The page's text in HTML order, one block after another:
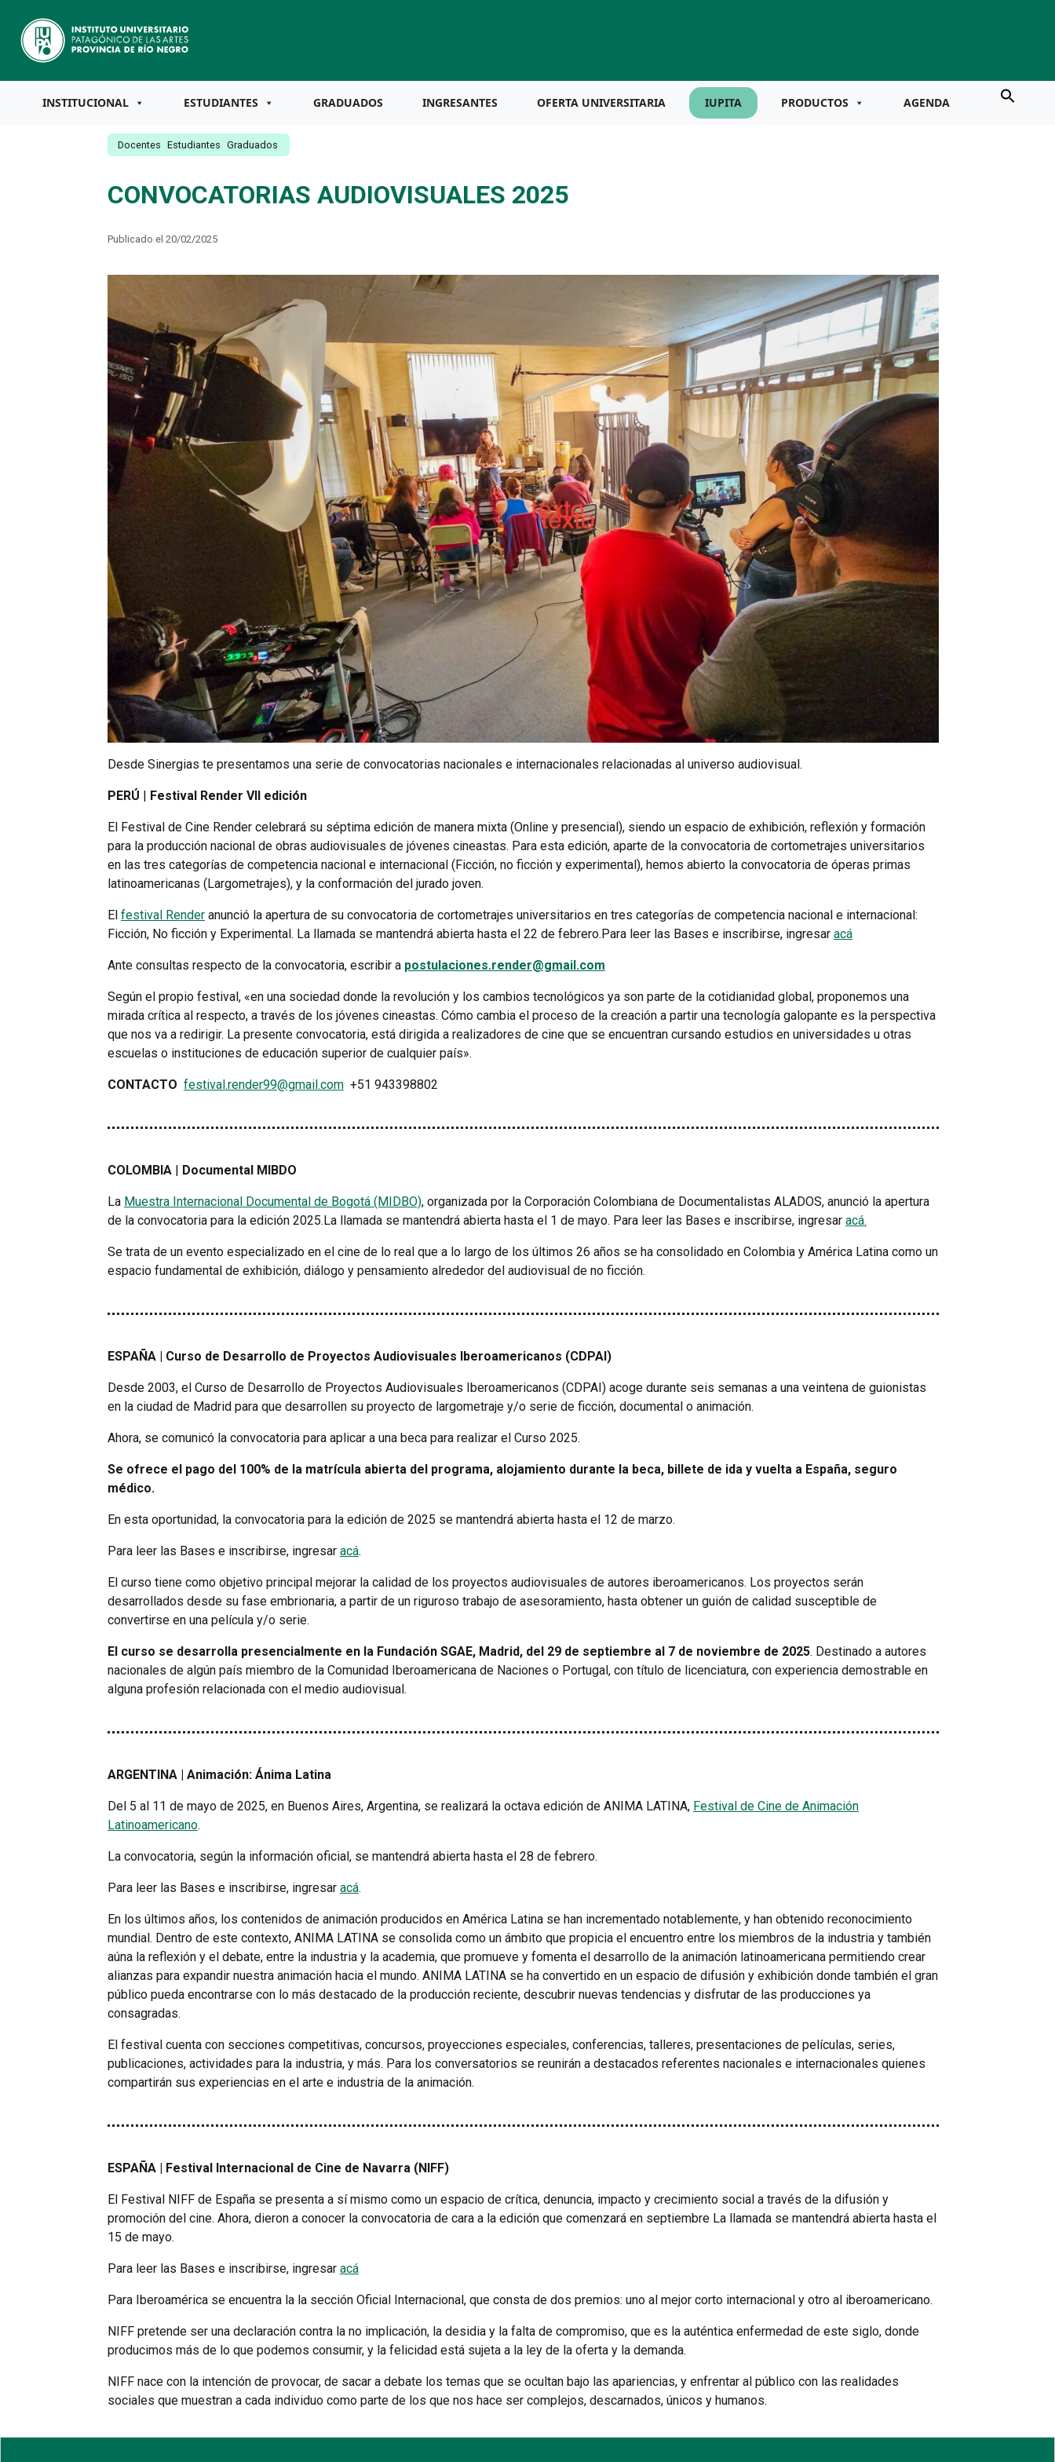
INSTITUCIONAL ESTUDIANTES GRADUADOS INGRESANTES OFERTA UNIVERSITARIA IUPITA PRODUCTOS AGENDA
Docentes Estudiantes Graduados
CONVOCATORIAS AUDIOVISUALES 2025
Publicado el 20/02/2025
Desde Sinergias te presentamos una serie de convocatorias nacionales e internacionales relacionadas al universo audiovisual.
PERÚ | Festival Render VII edición
El Festival de Cine Render celebrará su séptima edición de manera mixta (Online y presencial), siendo un espacio de exhibición, reflexión y formación
para la producción nacional de obras audiovisuales de jóvenes cineastas. Para esta edición, aparte de la convocatoria de cortometrajes universitarios
en las tres categorías de competencia nacional e internacional (Ficción, no ficción y experimental), hemos abierto la convocatoria de óperas primas
latinoamericanas (Largometrajes), y la conformación del jurado joven.
El festival Renderanunció la apertura de su convocatoria de cortometrajes universitarios en tres categorías de competencia nacional e internacional:
Ficción, No ficción y Experimental. La llamada se mantendrá abierta hasta el 22 de febrero.Para leer las Bases e inscribirse, ingresar acá
Ante consultas respecto de la convocatoria, escribir a postulaciones.render@gmail.com
Según el propio festival, «en una sociedad donde la revolución y los cambios tecnológicos ya son parte de la cotidianidad global, proponemos una
mirada crítica al respecto, a través de los jóvenes cineastas. Cómo cambia el proceso de la creación a partir una tecnología galopante es la perspectiva
que nos va a redirigir. La presente convocatoria, está dirigida a realizadores de cine que se encuentran cursando estudios en universidades u otras
escuelas o instituciones de educación superior de cualquier país».
CONTACTO festival.render99@gmail.com+51 943398802
COLOMBIA| Documental MIBDO
La Muestra Internacional Documental de Bogotá (MIDBO), organizada por la Corporación Colombiana de Documentalistas ALADOS, anunció la apertura
de la convocatoria para la edición 2025.La llamada se mantendrá abierta hasta el 1 de mayo. Para leer las Bases e inscribirse, ingresar acá.
Se trata de un evento especializado en el cine de lo real que a lo largo de los últimos 26 años se ha consolidado en Colombia y América Latina como un
espacio fundamental de exhibición, diálogo y pensamiento alrededor del audiovisual de no ficción.
ESPAÑA | Curso de Desarrollo de Proyectos Audiovisuales Iberoamericanos (CDPAI)
Desde 2003, el Curso de Desarrollo de Proyectos Audiovisuales Iberoamericanos (CDPAI) acoge durante seis semanas a una veintena de guionistas
en la ciudad de Madrid para que desarrollen su proyecto de largometraje y/o serie de ficción, documental o animación.
Ahora, se comunicó la convocatoria para aplicar a una beca para realizar el Curso 2025.
Se ofrece el pago del 100% de la matrícula abierta del programa, alojamiento durante la beca, billete de ida y vuelta a España, seguro
médico.
En esta oportunidad, la convocatoria para la edición de 2025 se mantendrá abierta hasta el 12 de marzo.
Para leer las Bases e inscribirse, ingresar acá.
El curso tiene como objetivo principal mejorar la calidad de los proyectos audiovisuales de autores iberoamericanos. Los proyectos serán
desarrollados desde su fase embrionaria, a partir de un riguroso trabajo de asesoramiento, hasta obtener un guión de calidad susceptible de
convertirse en una película y/o serie.
El curso se desarrolla presencialmente en la Fundación SGAE, Madrid, del 29 de septiembre al 7 de noviembre de 2025. Destinado a autores
nacionales de algún país miembro de la Comunidad Iberoamericana de Naciones o Portugal, con título de licenciatura, con experiencia demostrable en
alguna profesión relacionada con el medio audiovisual.
ARGENTINA | Animación: Ánima Latina
Del 5 al 11 de mayo de 2025, en Buenos Aires, Argentina, se realizará la octava edición de ANIMA LATINA, Festival de Cine de Animación
Latinoamericano.
La convocatoria, según la información oficial, se mantendrá abierta hasta el 28 de febrero.
Para leer las Bases e inscribirse, ingresar acá.
En los últimos años, los contenidos de animación producidos en América Latina se han incrementado notablemente, y han obtenido reconocimiento
mundial. Dentro de este contexto, ANIMA LATINA se consolida como un ámbito que propicia el encuentro entre los miembros de la industria y también
aúna la reflexión y el debate, entre la industria y la academia, que promueve y fomenta el desarrollo de la animación latinoamericana permitiendo crear
alianzas para expandir nuestra animación hacia el mundo. ANIMA LATINA se ha convertido en un espacio de difusión y exhibición donde también el gran
público pueda encontrarse con lo más destacado de la producción reciente, descubrir nuevas tendencias y disfrutar de las producciones ya
consagradas.
El festival cuenta con secciones competitivas, concursos, proyecciones especiales, conferencias, talleres, presentaciones de películas, series,
publicaciones, actividades para la industria, y más. Para los conversatorios se reunirán a destacados referentes nacionales e internacionales quienes
compartirán sus experiencias en el arte e industria de la animación.
ESPAÑA | Festival Internacional de Cine de Navarra (NIFF)
El Festival NIFF de España se presenta a sí mismo como un espacio de crítica, denuncia, impacto y crecimiento social a través de la difusión y
promoción del cine. Ahora, dieron a conocer la convocatoria de cara a la edición que comenzará en septiembre La llamada se mantendrá abierta hasta el
15 de mayo.
Para leer las Bases e inscribirse, ingresar acá
Para Iberoamérica se encuentra la la sección Oficial Internacional, que consta de dos premios: uno al mejor corto internacional y otro al iberoamericano.
NIFF pretende ser una declaración contra la no implicación, la desidia y la falta de compromiso, que es la auténtica enfermedad de este siglo, donde
producimos más de lo que podemos consumir, y la felicidad está sujeta a la ley de la oferta y la demanda.
NIFF nace con la intención de provocar, de sacar a debate los temas que se ocultan bajo las apariencias, y enfrentar al público con las realidades
sociales que muestran a cada individuo como parte de los que nos hace ser complejos, descarnados, únicos y humanos.